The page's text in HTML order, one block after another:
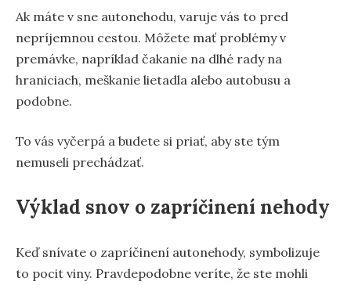
Ak máte v sne autonehodu, varuje vás to pred
nepríjemnou cestou. Môžete mať problémy v
premávke, napríklad čakanie na dlhé rady na
hraniciach, meškanie lietadla alebo autobusu a
podobne.
To vás vyčerpá a budete si priať, aby ste tým
nemuseli prechádzať.
Výklad snov o zapríčinení nehody
Keď snívate o zapríčinení autonehody, symbolizuje
to pocit viny. Pravdepodobne veríte, že ste mohli